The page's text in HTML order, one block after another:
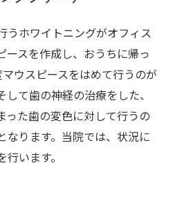
うホワイトニングがオフィス
ースを作成し、おうちに帰っ
ウスピースをはめて行うのが
て歯の神経の治療をした、
った歯の変色に対して行うの
なります。当院では、状況に
います。